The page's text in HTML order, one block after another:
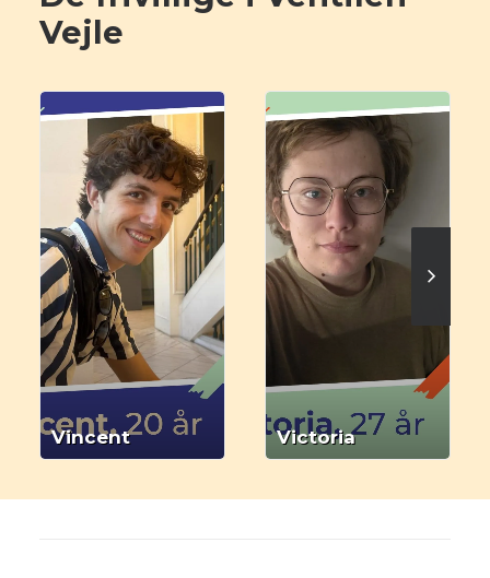
Vejle
Vincent Victoria